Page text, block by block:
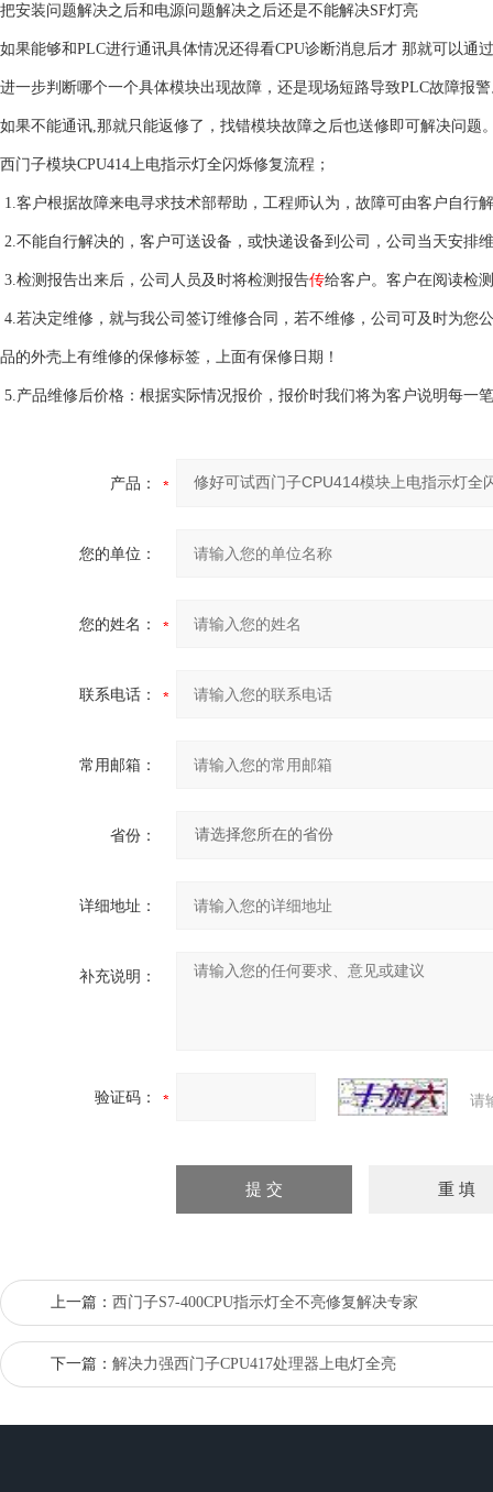
把安装问题解决之后和电源问题解决之后还是不能解决SF灯亮
如果能够和PLC进行通讯具体情况还得看CPU诊断消息后才 那就可以通
进一步判断哪个一个具体模块出现故障，还是现场短路导致PLC故障报
如果不能通讯,那就只能返修了，找错模块故障之后也送修即可解决问题
西门子模块CPU414上电指示灯全闪烁修复流程；
1.客户根据故障来电寻求技术部帮助，工程师认为，故障可由客户自行
2.不能自行解决的，客户可送设备，或快递设备到公司，公司当天安排
3.检测报告出来后，公司人员及时将检测报告传给客户。客户在阅读检
4.若决定维修，就与我公司签订维修合同，若不维修，公司可及时为
品的外壳上有维修的保修标签，上面有保修日期！
5.产品维修后价格：根据实际情况报价，报价时我们将为客户说明每一
产品：
您的单位：
您的姓名：
联系电话：
常用邮箱：
省份：
详细地址：
补充说明：
验证码： 请
上一篇： 西门子S7-400CPU指示灯全不亮修复解决专家
下一篇： 解决力强西门子CPU417处理器上电灯全亮